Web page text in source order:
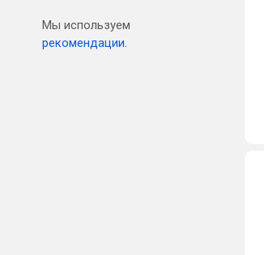
Мы используем
рекомендации.